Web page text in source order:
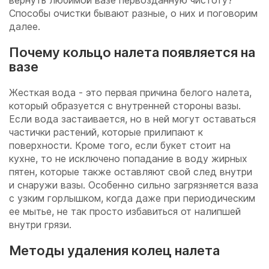
Способы очистки бывают разные, о них и поговорим
далее.
Почему кольцо налета появляется на
вазе
Жесткая вода - это первая причина белого налета,
который образуется с внутренней стороны вазы.
Если вода застаивается, но в ней могут оставаться
частички растений, которые прилипают к
поверхности. Кроме того, если букет стоит на
кухне, то не исключено попадание в воду жирных
пятен, которые также оставляют свой след внутри
и снаружи вазы. Особенно сильно загрязняется ваза
с узким горлышком, когда даже при периодическим
ее мытье, не так просто избавиться от налипшей
внутри грязи.
Методы удаления колец налета